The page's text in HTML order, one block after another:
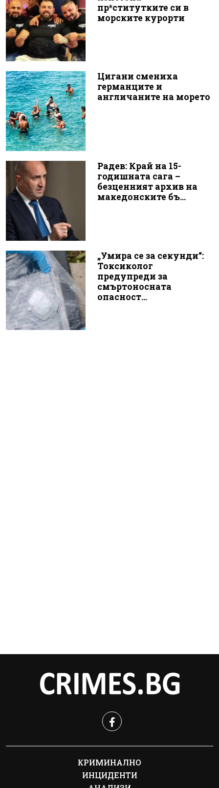
пр*ститутките си в
морските курорти
Цигани смениха
германците и
англичаните на морето
Радев: Край на 15-
годишната сага –
безценният архив на
македонските бъ...
„Умира се за секунди“:
Токсиколог
предупреди за
смъртоносната
опасност...
КРИМИНАЛНО
ИНЦИДЕНТИ